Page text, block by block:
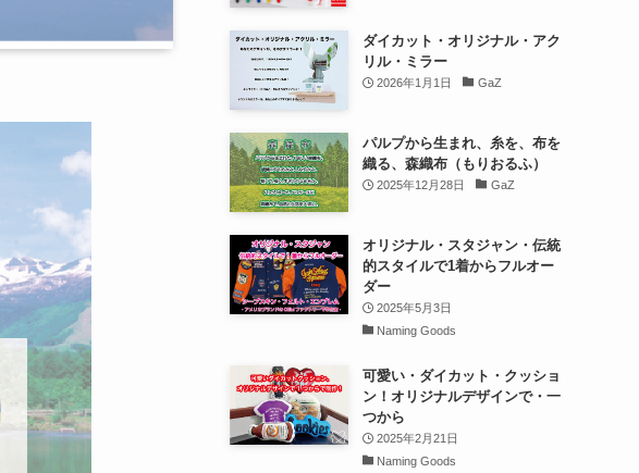
ダイカット・オリジナル・アク
リル・ミラー
2026年1月1日 GaZ
パルプから生まれ、糸を、布を
織る、森織布（もりおるふ）
2025年12月28日 GaZ
オリジナル・スタジャン・伝統
的スタイルで1着からフルオー
ダー
2025年5月3日
Naming Goods
可愛い・ダイカット・クッショ
ン！オリジナルデザインで・一
つから
2025年2月21日
Naming Goods